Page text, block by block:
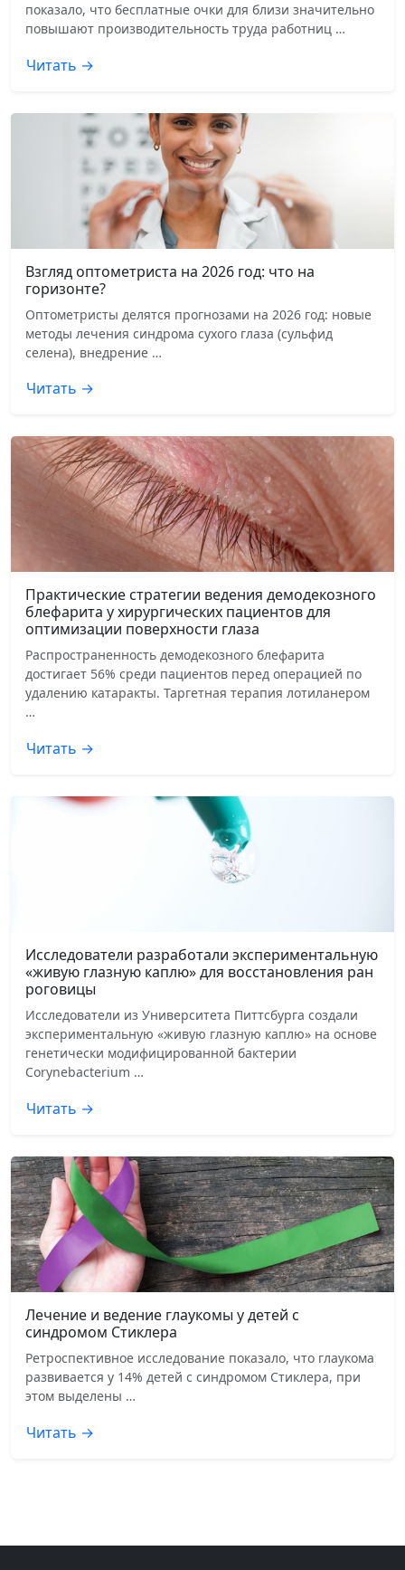
показало, что бесплатные очки для близи значительно
повышают производительность труда работниц …
Читать →
Взгляд оптометриста на 2026 год: что на
горизонте?
Оптометристы делятся прогнозами на 2026 год: новые
методы лечения синдрома сухого глаза (сульфид
селена), внедрение …
Читать →
Практические стратегии ведения демодекозного
блефарита у хирургических пациентов для
оптимизации поверхности глаза
Распространенность демодекозного блефарита
достигает 56% среди пациентов перед операцией по
удалению катаракты. Таргетная терапия лотиланером
…
Читать →
Исследователи разработали экспериментальную
«живую глазную каплю» для восстановления ран
роговицы
Исследователи из Университета Питтсбурга создали
экспериментальную «живую глазную каплю» на основе
генетически модифицированной бактерии
Corynebacterium …
Читать →
Лечение и ведение глаукомы у детей с
синдромом Стиклера
Ретроспективное исследование показало, что глаукома
развивается у 14% детей с синдромом Стиклера, при
этом выделены …
Читать →